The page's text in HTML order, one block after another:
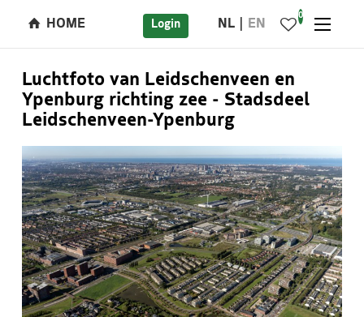
HOME Login NL EN
0
Luchtfoto van Leidschenveen en
Ypenburg richting zee - Stadsdeel
Leidschenveen-Ypenburg